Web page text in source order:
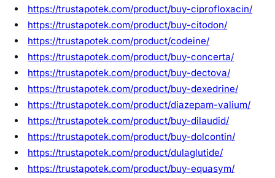
https://trustapotek.com/product/buy-ciprofloxacin/
https://trustapotek.com/product/buy-citodon/
https://trustapotek.com/product/codeine/
https://trustapotek.com/product/buy-concerta/
https://trustapotek.com/product/buy-dectova/
https://trustapotek.com/product/buy-dexedrine/
https://trustapotek.com/product/diazepam-valium/
https://trustapotek.com/product/buy-dilaudid/
https://trustapotek.com/product/buy-dolcontin/
https://trustapotek.com/product/dulaglutide/
https://trustapotek.com/product/buy-equasym/